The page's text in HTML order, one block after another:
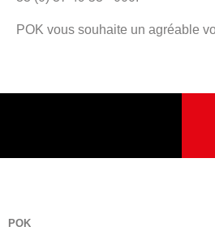
POK vous souhaite un agréable
POK